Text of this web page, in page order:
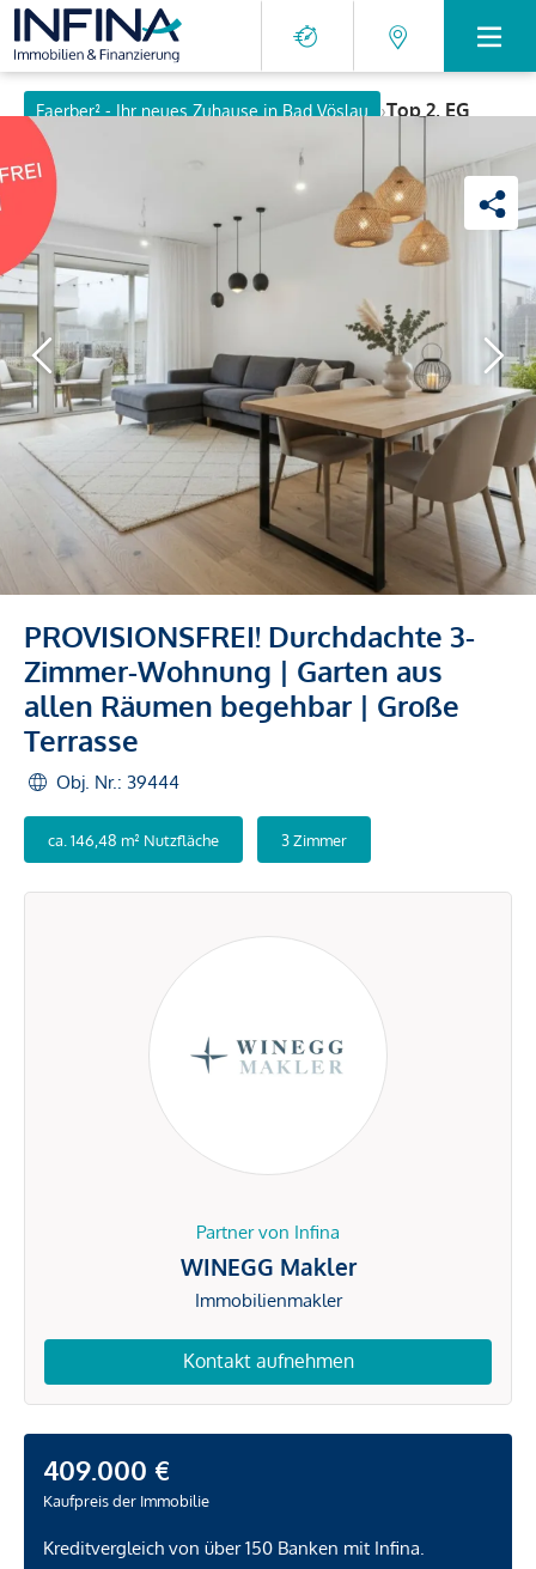
Faerber² - Ihr neues Zuhause in Bad Vöslau ›Top 2, EG
PROVISIONSFREI! Durchdachte 3-
Zimmer-Wohnung | Garten aus
allen Räumen begehbar | Große
Terrasse
Obj. Nr.: 39444
ca. 146,48 m² Nutzfläche 3 Zimmer
Partner von Infina
WINEGG Makler
Immobilienmakler
Kontakt aufnehmen
409.000 €
Kaufpreis der Immobilie
Kreditvergleich von über 150 Banken mit Infina.